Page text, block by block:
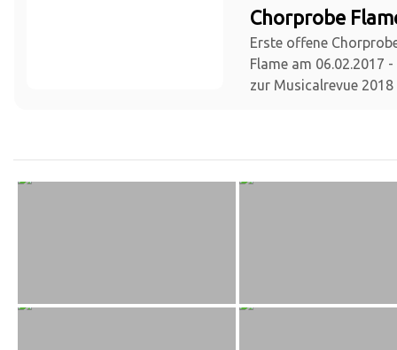
Chorprobe
Erste offene
Flame am 06.02.2017
zur Musicalrevue 2018